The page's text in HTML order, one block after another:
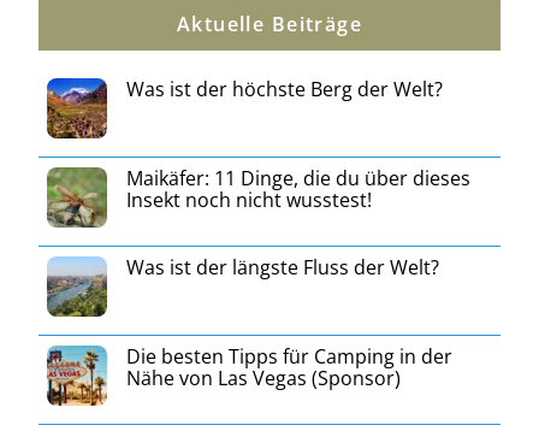
Aktuelle Beiträge
Was ist der höchste Berg der Welt?
Maikäfer: 11 Dinge, die du über dieses
Insekt noch nicht wusstest!
Was ist der längste Fluss der Welt?
Die besten Tipps für Camping in der
Nähe von Las Vegas (Sponsor)